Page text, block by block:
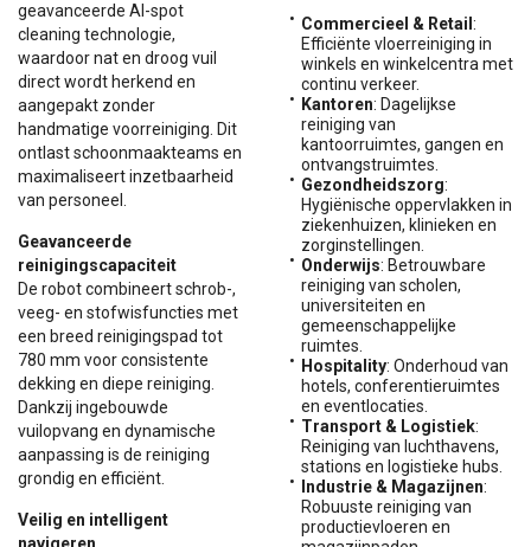
geavanceerde AI-spot
cleaning technologie,
waardoor nat en droog vuil
direct wordt herkend en
aangepakt zonder
handmatige voorreiniging. Dit
ontlast schoonmaakteams en
maximaliseert inzetbaarheid
van personeel.
Geavanceerde
reinigingscapaciteit
De robot combineert schrob-,
veeg- en stofwisfuncties met
een breed reinigingspad tot
780 mm voor consistente
dekking en diepe reiniging.
Dankzij ingebouwde
vuilopvang en dynamische
aanpassing is de reiniging
grondig en efficiënt.
Veilig en intelligent
Commercieel & Retail :
Efficiënte vloerreiniging in
winkels en winkelcentra met
continu verkeer.
Kantoren: Dagelijkse
reiniging van
kantoorruimtes, gangen en
ontvangstruimtes.
Gezondheidszorg:
Hygiënische oppervlakken in
ziekenhuizen, klinieken en
zorginstellingen.
Onderwijs: Betrouwbare
reiniging van scholen,
universiteiten en
gemeenschappelijke
ruimtes.
Hospitality: Onderhoud van
hotels, conferentieruimtes
en eventlocaties.
Transport & Logistiek:
Reiniging van luchthavens,
stations en logistieke hubs.
Industrie & Magazijnen:
Robuuste reiniging van
productievloeren en